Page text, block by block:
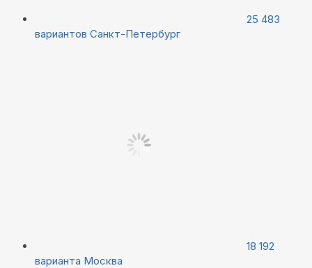
25 483
вариантов Санкт-Петербург
18 192
варианта Москва